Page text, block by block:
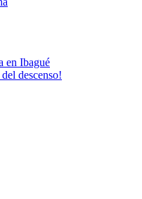
en Ibagué
descenso!